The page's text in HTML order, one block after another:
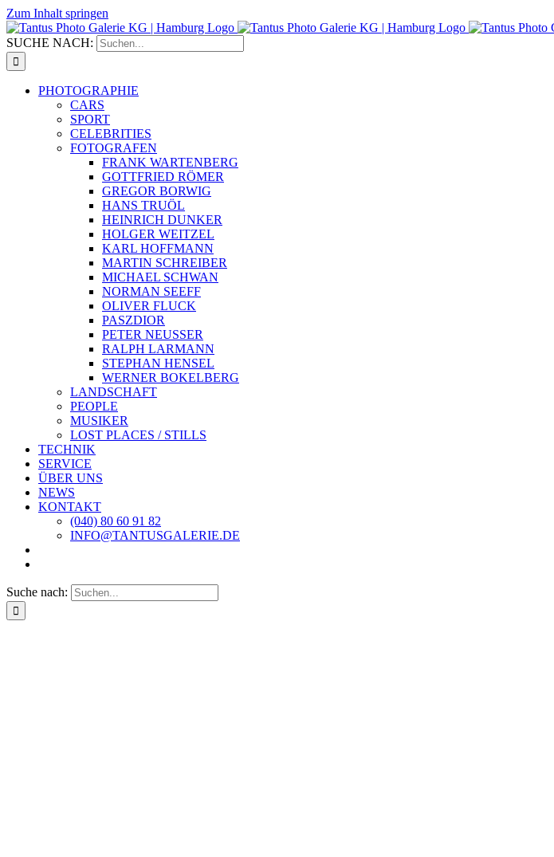
Zum Inhalt springen
SUCHE NACH:
PHOTOGRAPHIE
CARS
SPORT
CELEBRITIES
FOTOGRAFEN
FRANK WARTENBERG
GOTTFRIED RÖMER
GREGOR BORWIG
HANS TRUÖL
HEINRICH DUNKER
HOLGER WEITZEL
KARL HOFFMANN
MARTIN SCHREIBER
MICHAEL SCHWAN
NORMAN SEEFF
OLIVER FLUCK
PASZDIOR
PETER NEUSSER
RALPH LARMANN
STEPHAN HENSEL
WERNER BOKELBERG
LANDSCHAFT
PEOPLE
MUSIKER
LOST PLACES / STILLS
TECHNIK
SERVICE
ÜBER UNS
NEWS
KONTAKT
(040) 80 60 91 82
INFO@TANTUSGALERIE.DE
Suche nach: